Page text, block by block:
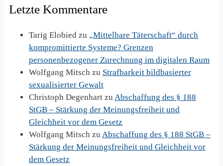
Letzte Kommentare
Tarig Elobied zu „Mittelbare Täterschaft“ durch
kompromittierte Systeme? Grenzen
personenbezogener Zurechnung im digitalen Raum
Wolfgang Mitsch zu Strafbarkeit bildbasierter
sexualisierter Gewalt
Christoph Degenhart zu Abschaffung des § 188
StGB – Stärkung der Meinungsfreiheit und
Gleichheit vor dem Gesetz
Wolfgang Mitsch zu Abschaffung des § 188 StGB –
Stärkung der Meinungsfreiheit und Gleichheit vor
dem Gesetz